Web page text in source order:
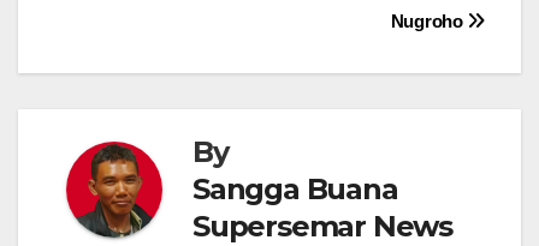
Nugroho
By
Sangga Buana
Supersemar News